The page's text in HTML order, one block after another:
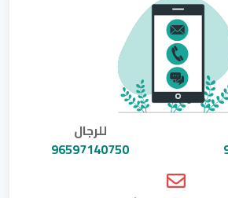
للرجال
96597140750